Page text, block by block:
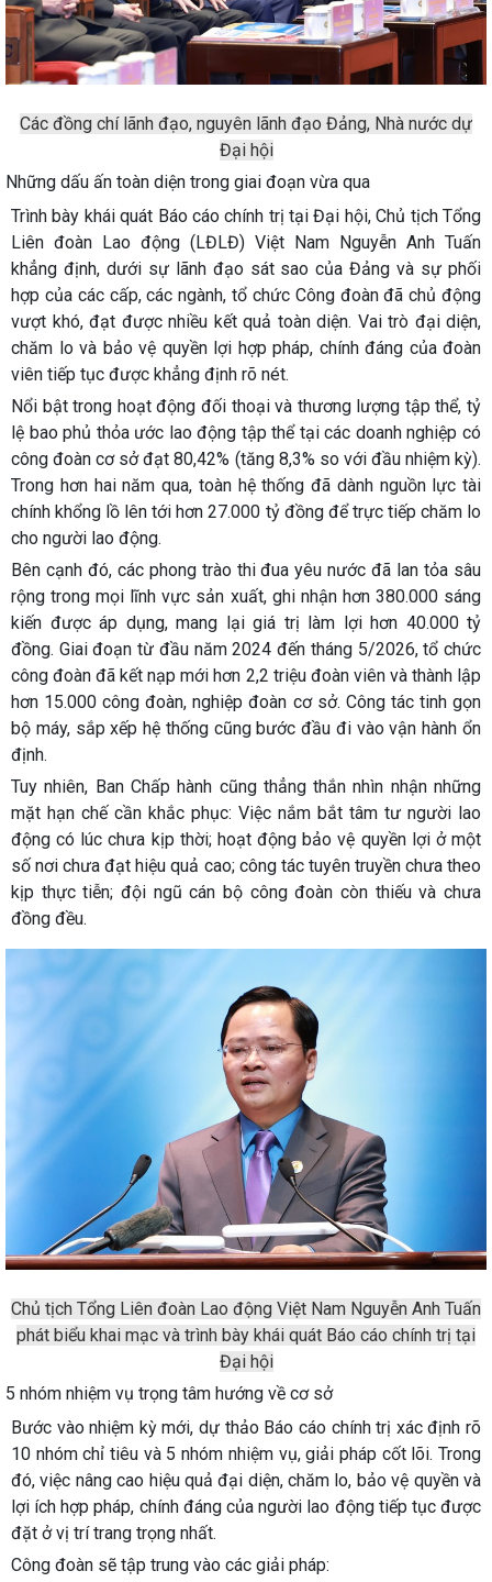
Các đồng chí lãnh đạo, nguyên lãnh đạo Đảng, Nhà nước dự
Đại hội
Những dấu ấn toàn diện trong giai đoạn vừa qua
Trình bày khái quát Báo cáo chính trị tại Đại hội, Chủ tịch Tổng
Liên đoàn Lao động (LĐLĐ) Việt Nam Nguyễn Anh Tuấn
khẳng định, dưới sự lãnh đạo sát sao của Đảng và sự phối
hợp của các cấp, các ngành, tổ chức Công đoàn đã chủ động
vượt khó, đạt được nhiều kết quả toàn diện. Vai trò đại diện,
chăm lo và bảo vệ quyền lợi hợp pháp, chính đáng của đoàn
viên tiếp tục được khẳng định rõ nét.
Nổi bật trong hoạt động đối thoại và thương lượng tập thể, tỷ
lệ bao phủ thỏa ước lao động tập thể tại các doanh nghiệp có
công đoàn cơ sở đạt 80,42% (tăng 8,3% so với đầu nhiệm kỳ).
Trong hơn hai năm qua, toàn hệ thống đã dành nguồn lực tài
chính khổng lồ lên tới hơn 27.000 tỷ đồng để trực tiếp chăm lo
cho người lao động.
Bên cạnh đó, các phong trào thi đua yêu nước đã lan tỏa sâu
rộng trong mọi lĩnh vực sản xuất, ghi nhận hơn 380.000 sáng
kiến được áp dụng, mang lại giá trị làm lợi hơn 40.000 tỷ
đồng. Giai đoạn từ đầu năm 2024 đến tháng 5/2026, tổ chức
công đoàn đã kết nạp mới hơn 2,2 triệu đoàn viên và thành lập
hơn 15.000 công đoàn, nghiệp đoàn cơ sở. Công tác tinh gọn
bộ máy, sắp xếp hệ thống cũng bước đầu đi vào vận hành ổn
định.
Tuy nhiên, Ban Chấp hành cũng thẳng thắn nhìn nhận những
mặt hạn chế cần khắc phục: Việc nắm bắt tâm tư người lao
động có lúc chưa kịp thời; hoạt động bảo vệ quyền lợi ở một
số nơi chưa đạt hiệu quả cao; công tác tuyên truyền chưa theo
kịp thực tiễn; đội ngũ cán bộ công đoàn còn thiếu và chưa
đồng đều.
Chủ tịch Tổng Liên đoàn Lao động Việt Nam Nguyễn Anh Tuấn
phát biểu khai mạc và trình bày khái quát Báo cáo chính trị tại
Đại hội
5 nhóm nhiệm vụ trọng tâm hướng về cơ sở
Bước vào nhiệm kỳ mới, dự thảo Báo cáo chính trị xác định rõ
10 nhóm chỉ tiêu và 5 nhóm nhiệm vụ, giải pháp cốt lõi. Trong
đó, việc nâng cao hiệu quả đại diện, chăm lo, bảo vệ quyền và
lợi ích hợp pháp, chính đáng của người lao độngtiếp tục được
đặt ở vị trí trang trọng nhất.
Công đoàn sẽ tập trung vào các giải pháp: